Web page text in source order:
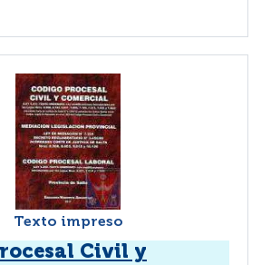
Texto impreso
Civil y